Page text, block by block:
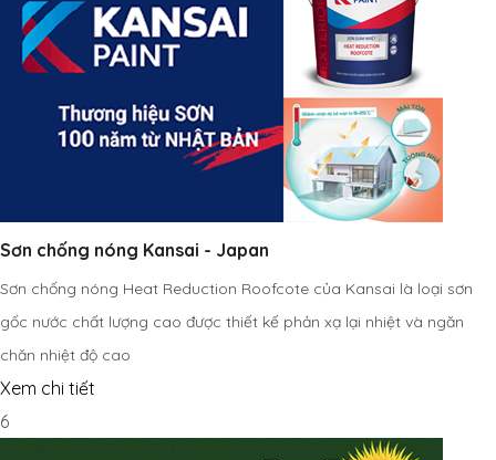
Sơn chống nóng Kansai - Japan
Sơn chống nóng Heat Reduction Roofcote của Kansai là loại sơn
gốc nước chất lượng cao được thiết kế phản xạ lại nhiệt và ngăn
chăn nhiệt độ cao
Xem chi tiết
6